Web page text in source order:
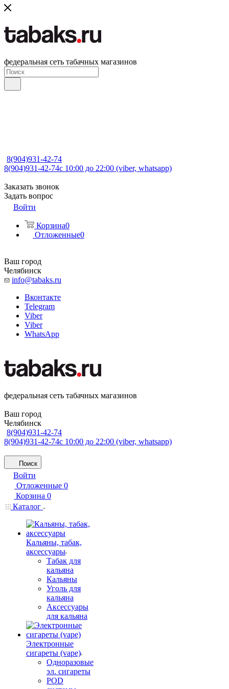
федеральная сеть табачных магазинов
8(904)931-42-74
8(904)931-42-74с 10:00 до 22:00 (viber, whatsapp)
Заказать звонок
Задать вопрос
Войти
Корзина0
Отложенные0
Ваш город
Челябинск
info@tabaks.ru
Вконтакте
Telegram
Viber
Viber
WhatsApp
федеральная сеть табачных магазинов
Ваш город
Челябинск
8(904)931-42-74
8(904)931-42-74с 10:00 до 22:00 (viber, whatsapp)
Поиск
Войти
Отложенные 0
Корзина 0
Каталог
Кальяны, табак,
аксессуары
Табак для
кальяна
Кальяны
Уголь для
кальяна
Аксессуары
для кальяна
Электронные
сигареты (vape)
Одноразовые
эл. сигареты
POD